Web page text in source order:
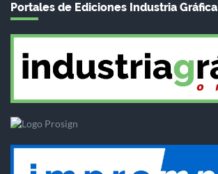
Portales de Ediciones Industria Gráfica